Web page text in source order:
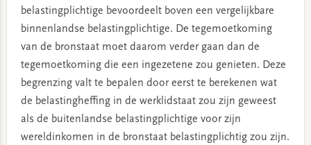
belastingplichtige bevoordeelt boven een vergelijkbare
binnenlandse belastingplichtige. De tegemoetkoming
van de bronstaat moet daarom verder gaan dan de
tegemoetkoming die een ingezetene zou genieten. Deze
begrenzing valt te bepalen door eerst te berekenen wat
de belastingheffing in de werklidstaat zou zijn geweest
als de buitenlandse belastingplichtige voor zijn
wereldinkomen in de bronstaat belastingplichtig zou zijn.